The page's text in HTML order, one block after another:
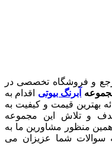
و فروشگاه تخصصی در
آبرنگ بیوتی اقدام به
بهترین قیمت و کیفیت به
و تلاش این مجموعه
منظور مشاورین ما به
به سوالات شما عزیزان می